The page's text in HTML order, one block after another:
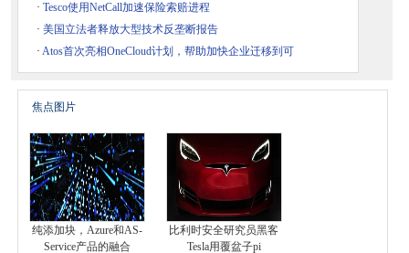
· Tesco使用NetCall加速保险索赔进程
· 美国立法者释放大型技术反垄断报告
· Atos首次亮相OneCloud计划，帮助加快企业迁移到可
焦点图片
纯添加块，Azure和AS-
Service产品的融合
比利时安全研究员黑客
Tesla用覆盆子pi